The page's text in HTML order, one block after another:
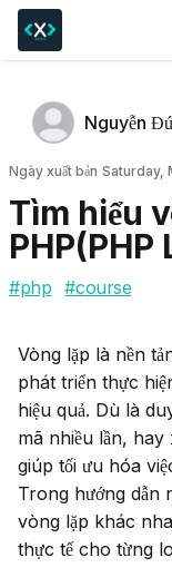
Tác giả
Name
Nguyễn
Ngày xuất bản
Ngày xuất bản Saturday,
Tìm hiểu
PHP(PHP
#php #course
Vòng lặp là nền
phát triển thực
hiệu quả. Dù là
mã nhiều lần,
giúp tối ưu hóa
Trong hướng dẫn
vòng lặp khác
thực tế cho từng